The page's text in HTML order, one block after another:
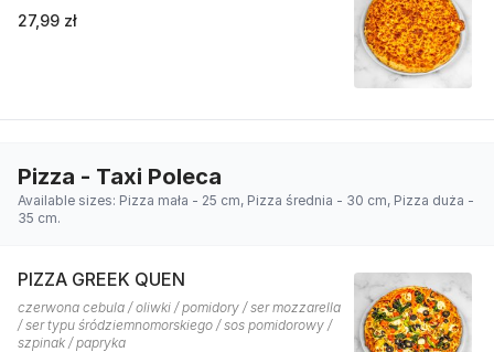
27,99 zł
Pizza - Taxi Poleca
Available sizes: Pizza mała - 25 cm, Pizza średnia - 30 cm, Pizza duża -
35 cm.
PIZZA GREEK QUEN
czerwona cebula / oliwki / pomidory / ser mozzarella
/ ser typu śródziemnomorskiego / sos pomidorowy /
szpinak / papryka